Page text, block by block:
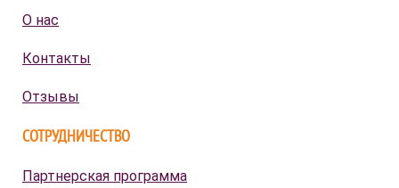
О нас
Контакты
Отзывы
СОТРУДНИЧЕСТВО
Партнерская программа